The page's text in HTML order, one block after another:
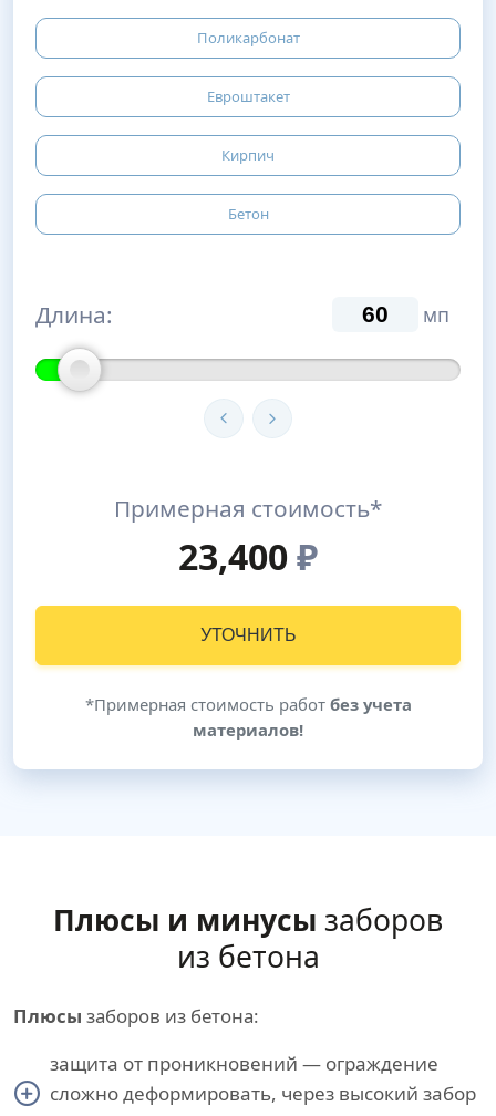
Поликарбонат
Евроштакет
Кирпич
Бетон
Длина: мп
Примерная стоимость*
23,400₽
УТОЧНИТЬ
*Примерная стоимость работ без учета
материалов!
Плюсы и минусы заборов
из бетона
Плюсы заборов из бетона:
защита от проникновений — ограждение
сложно деформировать, через высокий забор